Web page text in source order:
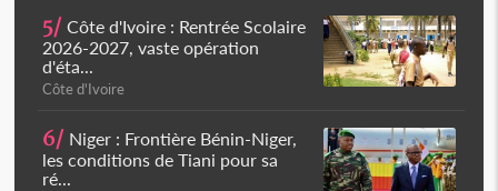
5/ Côte d'Ivoire : Rentrée Scolaire
2026-2027, vaste opération
d'éta...
Côte d'Ivoire
6/ Niger : Frontière Bénin-Niger,
les conditions de Tiani pour sa
ré...